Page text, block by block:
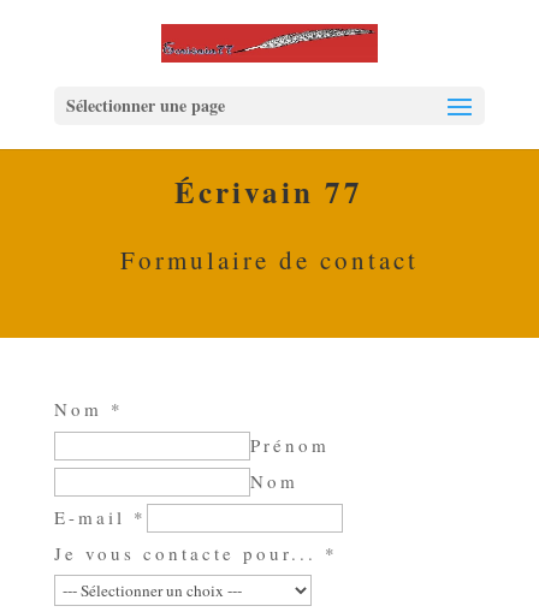
Sélectionner une page
Écrivain 77
Formulaire de contact
Nom *
Prénom
Nom
E-mail *
Je vous contacte pour... *